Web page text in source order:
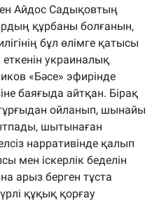
Айдос Садықовтың
құрбаны болғанын,
бұл өлімге қатысы
украиналық
«Бәсе» эфирінде
баяғыда айтқан. Бірақ
ойланып, шынайы
шытынаған
нарративінде қалып
мен іскерлік беделін
арыз берген тұста
құқық қорғау